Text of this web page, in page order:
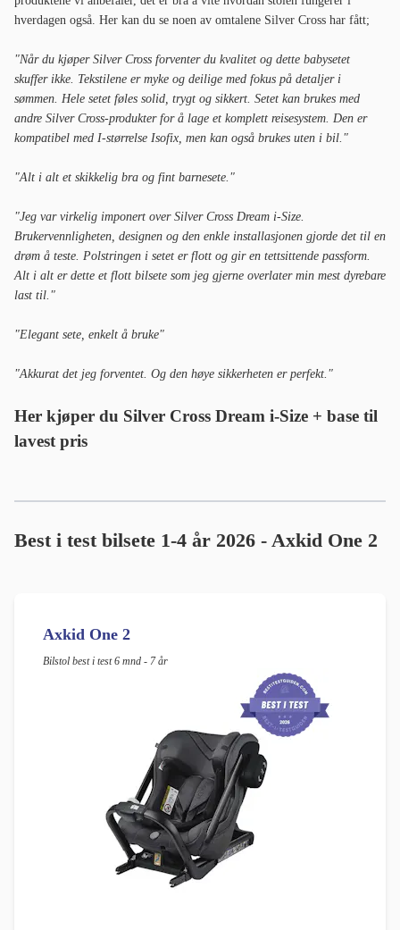
hverdagen også. Her kan du se noen av omtalene Silver Cross har fått;
"Når du kjøper Silver Cross forventer du kvalitet og dette babysetet
skuffer ikke. Tekstilene er myke og deilige med fokus på detaljer i
sømmen. Hele setet føles solid, trygt og sikkert. Setet kan brukes med
andre Silver Cross-produkter for å lage et komplett reisesystem. Den er
kompatibel med I-størrelse Isofix, men kan også brukes uten i bil."
"Alt i alt et skikkelig bra og fint barnesete."
"Jeg var virkelig imponert over Silver Cross Dream i-Size.
Brukervennligheten, designen og den enkle installasjonen gjorde det til en
drøm å teste. Polstringen i setet er flott og gir en tettsittende passform.
Alt i alt er dette et flott bilsete som jeg gjerne overlater min mest dyrebare
last til."
"Elegant sete, enkelt å bruke"
"Akkurat det jeg forventet. Og den høye sikkerheten er perfekt."
Her kjøper du Silver Cross Dream i-Size + base til
lavest pris
Best i test bilsete 1-4 år 2026 - Axkid One 2
Axkid One 2
Bilstol best i test 6 mnd - 7 år